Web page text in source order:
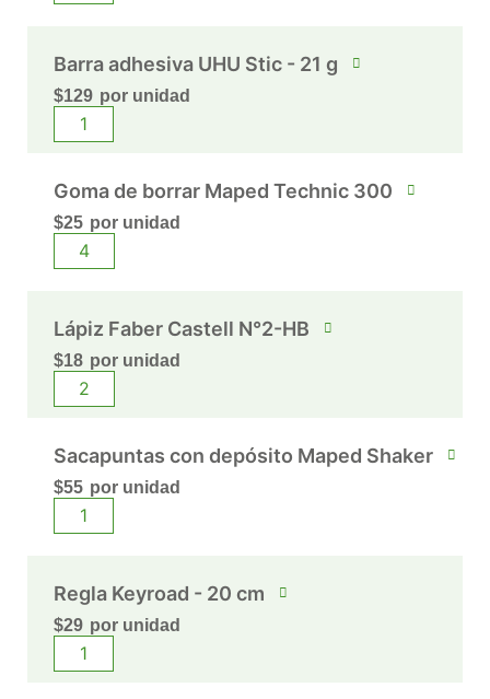
Barra adhesiva UHU Stic - 21 g
$129 por unidad
Goma de borrar Maped Technic 300
$25 por unidad
Lápiz Faber Castell N°2-HB
$18 por unidad
Sacapuntas con depósito Maped Shaker
$55 por unidad
Regla Keyroad - 20 cm
$29 por unidad